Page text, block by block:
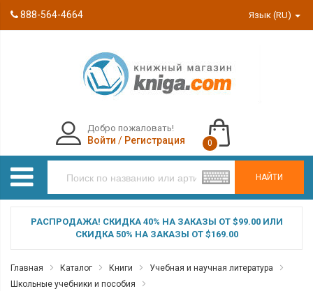
888-564-4664 Язык (RU)
НАЙТИ
Добро пожаловать!
Войти / Регистрация 0
РАСПРОДАЖА! СКИДКА 40% НА ЗАКАЗЫ ОТ $99.00 ИЛИ
СКИДКА 50% НА ЗАКАЗЫ ОТ $169.00
Главная Каталог Книги
Учебная и научная литература
Школьные учебники и пособия